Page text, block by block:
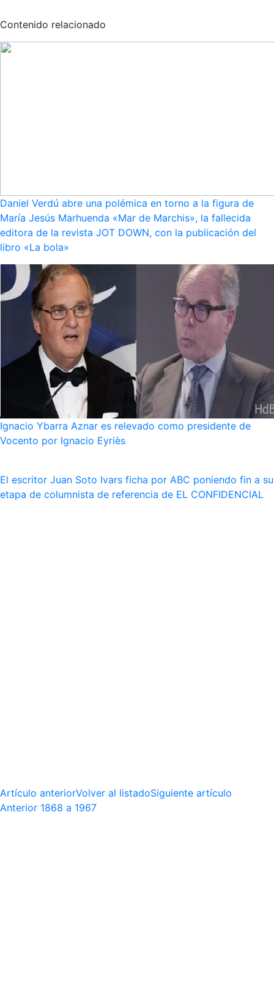
Contenido relacionado
Daniel Verdú abre una polémica en torno a la figura de
María Jesús Marhuenda «Mar de Marchis», la fallecida
editora de la revista JOT DOWN, con la publicación del
libro «La bola»
Ignacio Ybarra Aznar es relevado como presidente de
Vocento por Ignacio Eyriès
El escritor Juan Soto Ivars ficha por ABC poniendo fin a su
etapa de columnista de referencia de EL CONFIDENCIAL
Artículo anteriorVolver al listadoSiguiente artículo
Anterior 1868 a 1967